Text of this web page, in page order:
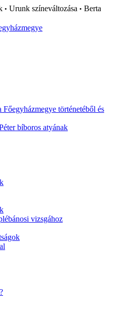
• Urunk színeváltozása • Berta
Főegyházmegye történetéből és
bíboros atyának
vizsgához